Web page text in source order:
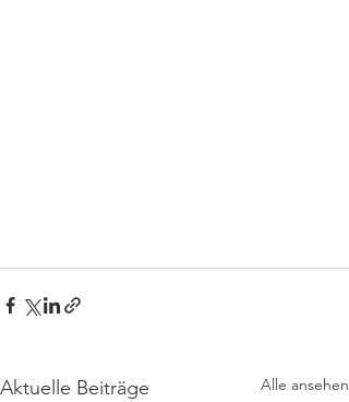
Aktuelle Beiträge Alle ansehen